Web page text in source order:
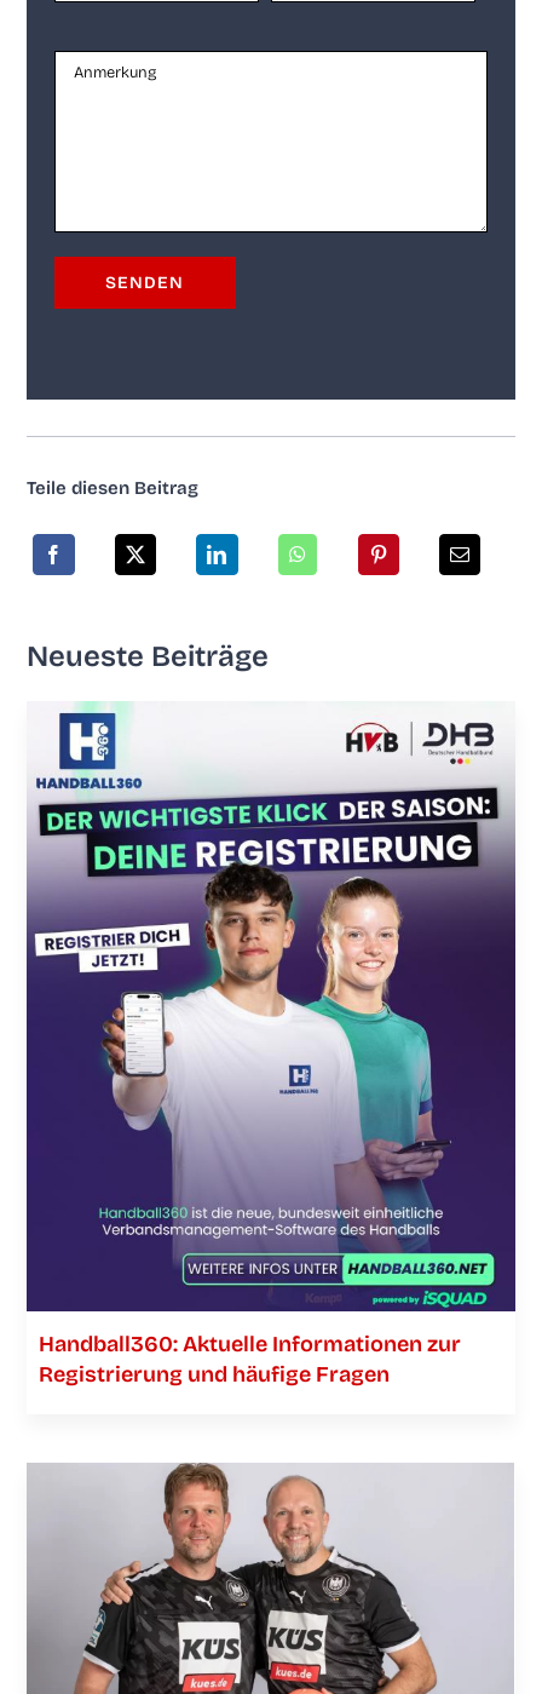
Tei­le die­sen Beitrag
Neu­es­te Beiträge
Handball360: Aktu­el­le Infor­ma­tio­nen zur
Regis­trie­rung und häu­fi­ge Fragen